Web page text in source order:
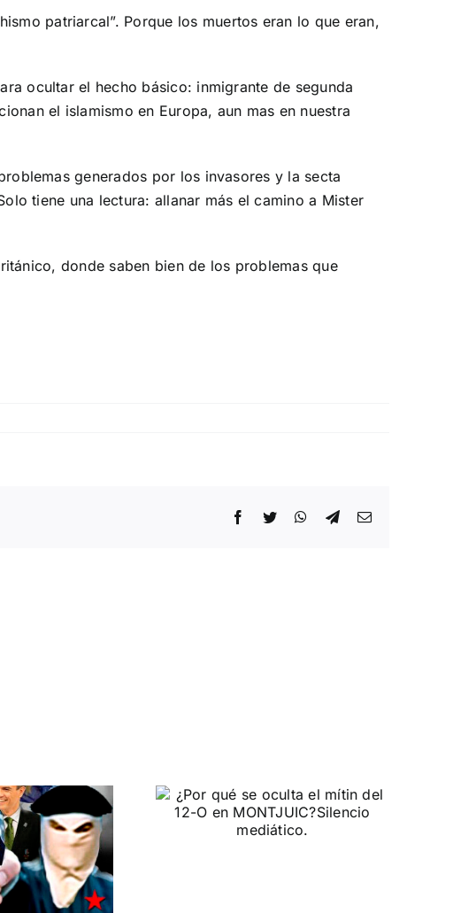
patriarcal”. Porque los muertos eran lo que eran,
ocultar el hecho básico: inmigrante de segunda
el islamismo en Europa, aun mas en nuestra
generados por los invasores y la secta
tiene una lectura: allanar más el camino a Mister
donde saben bien de los problemas que
Facebook
Twitter WhatsApp
TelegramCorreo
se oculta
del 12-O en
mediático.